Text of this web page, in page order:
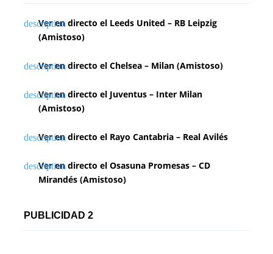
Ver en directo el Leeds United – RB Leipzig
(Amistoso)
Ver en directo el Chelsea – Milan (Amistoso)
Ver en directo el Juventus – Inter Milan
(Amistoso)
Ver en directo el Rayo Cantabria – Real Avilés
Ver en directo el Osasuna Promesas – CD
Mirandés (Amistoso)
PUBLICIDAD 2